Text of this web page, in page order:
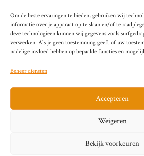
Om de beste ervaringen te bieden, gebruiken wij
informatie over je apparaat op te slaan en/of te
deze technologieën kunnen wij gegevens zoals
verwerken. Als je geen toestemming geeft of uw
nadelige invloed hebben op bepaalde functies en
Beheer diensten
Accepteren
Weigeren
Bekijk voorkeuren
Hardnekkige Inflatie
van de Eurozone
Mei 29, 2026
Sitemap Contact Privacybeleid
Cookiebeleid (EU)